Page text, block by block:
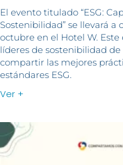
El evento titulado “ESG:
Sostenibilidad” se llevará a
octubre en el Hotel W.
líderes de sostenibilidad
compartir las mejores
estándares ESG.
Ver +